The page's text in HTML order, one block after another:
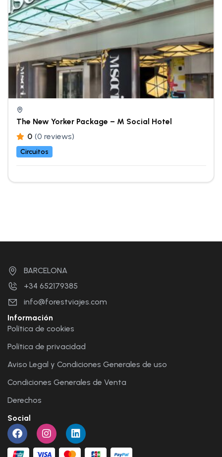
The New Yorker Package – M Social Hotel
0 (0 reviews)
Circuitos
BARCELONA
+34 652179385
info@forestviajes.com
Información
Política de cookies
Política de privacidad
Aviso Legal y Condiciones Generales de uso
Condiciones Generales de Venta
Derechos
Social